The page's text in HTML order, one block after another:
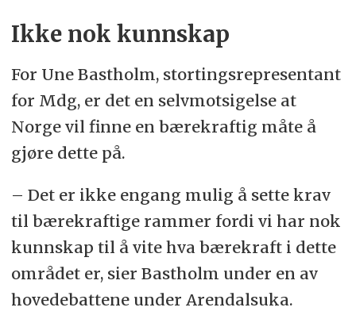
Ikke nok kunnskap
For Une Bastholm, stortingsrepresentant
for Mdg, er det en selvmotsigelse at
Norge vil finne en bærekraftig måte å
gjøre dette på.
– Det er ikke engang mulig å sette krav
til bærekraftige rammer fordi vi har nok
kunnskap til å vite hva bærekraft i dette
området er, sier Bastholm under en av
hovedebattene under Arendalsuka.